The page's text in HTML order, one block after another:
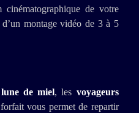
de votre
d’un montage vidéo de 3 à 5
de miel, les voyageurs
vous permet de repartir